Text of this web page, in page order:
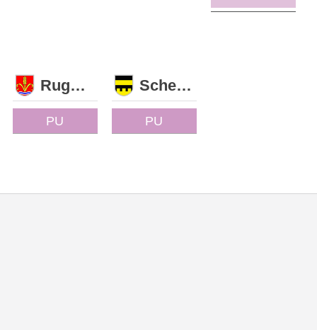
Ruggell
PU
Schellenberg
PU